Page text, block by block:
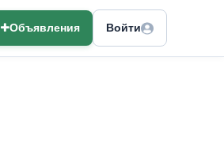
Объявления Войти